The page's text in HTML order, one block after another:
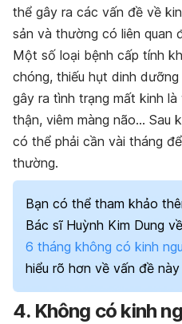
thể gây ra các vấn đề về
sản và thường có liên quan
Một số loại bệnh cấp tính
chóng, thiếu hụt dinh dưỡng
gây ra tình trạng mất kinh là
thận, viêm màng não… Sau
có thể phải cần vài tháng
thường.
Bạn có thể tham khảo
Bác sĩ Huỳnh Kim Dung
6 tháng không có kinh
hiểu rõ hơn về vấn đề này
4. Không có kinh